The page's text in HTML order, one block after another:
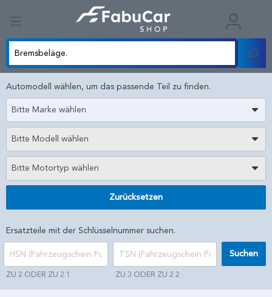
Automodell wählen, um das passende Teil zu finden.
Bitte Marke wählen
Bitte Modell wählen
Bitte Motortyp wählen
Zurücksetzen
Ersatzteile mit der Schlüsselnummer suchen.
ZU 2 ODER ZU 2.1 ZU 3 ODER ZU 2.2
Suchen